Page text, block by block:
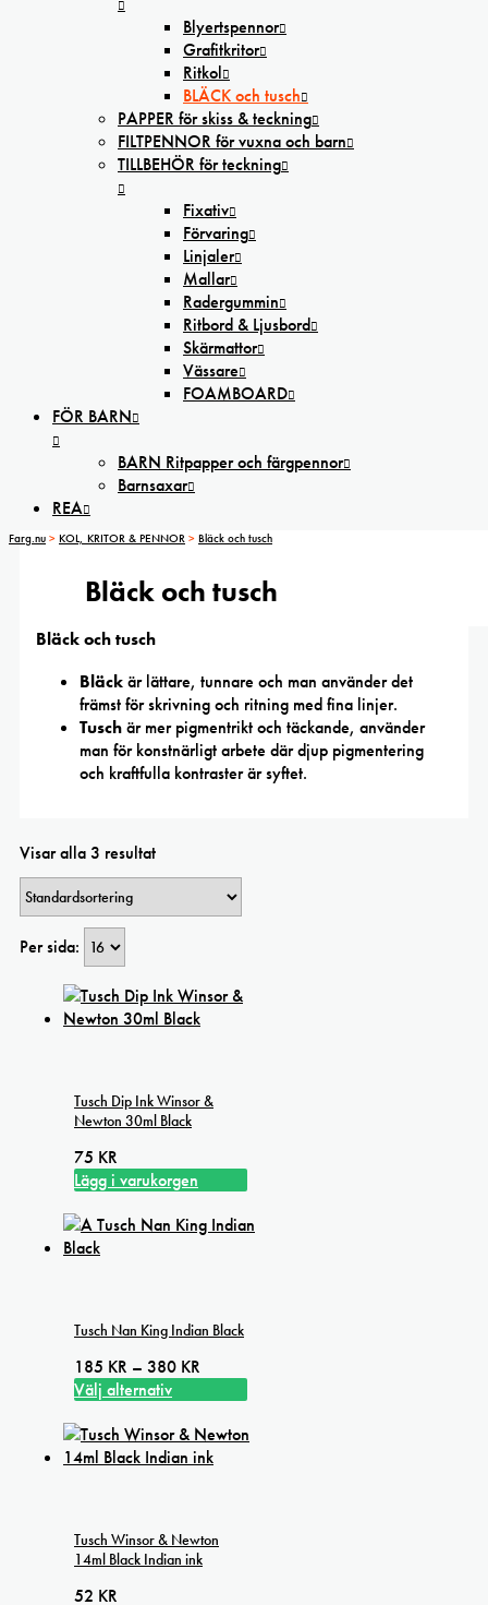
Blyertspennor
Grafitkritor
Ritkol
BLÄCK och tusch
PAPPER för skiss & teckning
FILTPENNOR för vuxna och barn
TILLBEHÖR för teckning
Fixativ
Förvaring
Linjaler
Mallar
Radergummin
Ritbord & Ljusbord
Skärmattor
Vässare
FOAMBOARD
FÖR BARN
BARN Ritpapper och färgpennor
Barnsaxar
REA
Farg.nu > KOL, KRITOR & PENNOR > Bläck och tusch
Bläck och tusch
Bläck och tusch
Bläckär lättare, tunnare och man använder det
främst för skrivning och ritning med fina linjer.
Tuschär mer pigmentrikt och täckande, använder
man för konstnärligt arbete där djup pigmentering
och kraftfulla kontraster är syftet.
Visar alla 3 resultat
Per sida:
Tusch Dip Ink Winsor &
Newton 30ml Black
75 KR
Lägg i varukorgen
Tusch Nan King Indian Black
185 KR – 380 KR
380 kr
Välj alternativ
här
produkten
De
olika
alternativen
Tusch Winsor & Newton
14ml Black Indian ink
52 KR